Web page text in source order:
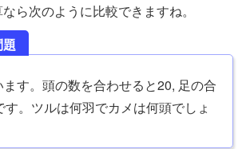
ら次のように比較できますね。
す。頭の数を合わせると20, 足の合
。ツルは何羽でカメは何頭でしょ